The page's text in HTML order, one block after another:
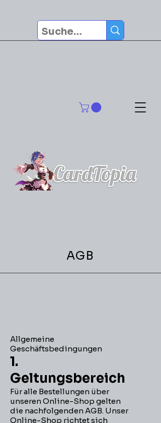
AGB
Allgemeine
Geschäftsbedingungen
1.
Geltungsbereich
Für alle Bestellungen über
unseren Online-Shop gelten
die nachfolgenden AGB. Unser
Online-Shop richtet sich